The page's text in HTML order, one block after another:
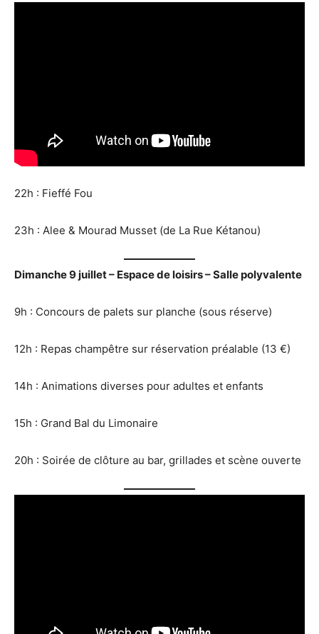
22h : Fieffé Fou
23h : Alee & Mourad Musset (de La Rue Kétanou)
Dimanche 9 juillet – Espace de loisirs – Salle polyvalente
9h : Concours de palets sur planche (sous réserve)
12h : Repas champêtre sur réservation préalable (13 €)
14h : Animations diverses pour adultes et enfants
15h : Grand Bal du Limonaire
20h : Soirée de clôture au bar, grillades et scène ouverte